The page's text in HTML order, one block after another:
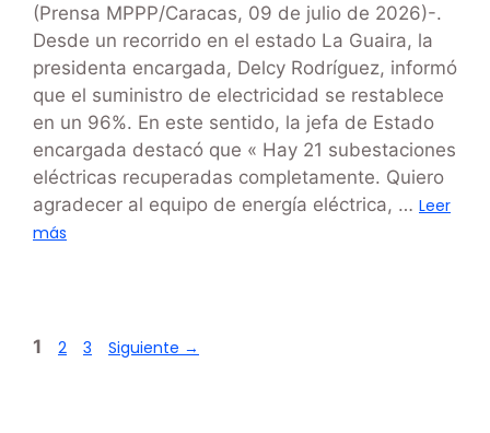
(Prensa MPPP/Caracas, 09 de julio de 2026)-.
Desde un recorrido en el estado La Guaira, la
presidenta encargada, Delcy Rodríguez, informó
que el suministro de electricidad se restablece
en un 96%. En este sentido, la jefa de Estado
encargada destacó que « Hay 21 subestaciones
eléctricas recuperadas completamente. Quiero
agradecer al equipo de energía eléctrica, … Leer
más
1 2 3 Siguiente →